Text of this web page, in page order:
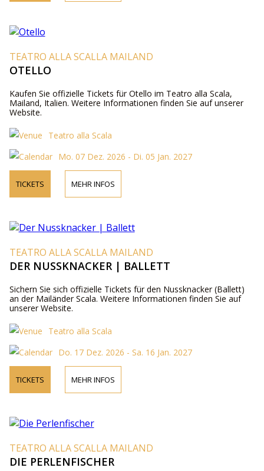
TEATRO ALLA SCALLA MAILAND
OTELLO
Kaufen Sie offizielle Tickets für Otello im Teatro alla Scala,
Mailand, Italien. Weitere Informationen finden Sie auf unserer
Website.
Teatro alla Scala
Mo. 07 Dez. 2026 - Di. 05 Jan. 2027
TICKETS MEHR INFOS
TEATRO ALLA SCALLA MAILAND
DER NUSSKNACKER | BALLETT
Sichern Sie sich offizielle Tickets für den Nussknacker (Ballett)
an der Mailänder Scala. Weitere Informationen finden Sie auf
unserer Website.
Teatro alla Scala
Do. 17 Dez. 2026 - Sa. 16 Jan. 2027
TICKETS MEHR INFOS
TEATRO ALLA SCALLA MAILAND
DIE PERLENFISCHER